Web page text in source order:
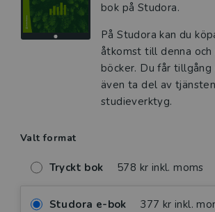
bok på Studora.
På Studora kan du
åtkomst till denna och
böcker. Du får tillgång
även ta del av
studieverktyg.
Valt format
Tryckt bok 578 kr inkl. moms
Studora e-bok 377 kr inkl.